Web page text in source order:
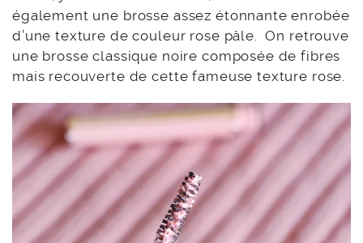
également une brosse assez étonnante enrobée
d’une texture de couleur rose pâle. On retrouve
une brosse classique noire composée de fibres
mais recouverte de cette fameuse texture rose.